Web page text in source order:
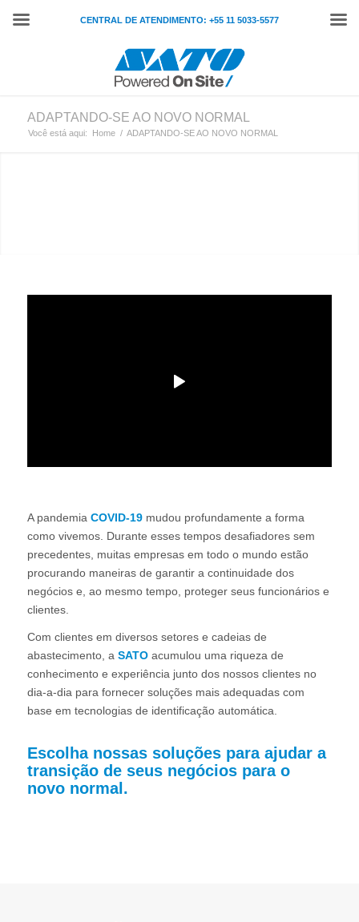
CENTRAL DE ATENDIMENTO: +55 11 5033-5577
ADAPTANDO-SE AO NOVO NORMAL
Você está aqui: Home / ADAPTANDO-SE AO NOVO NORMAL
A pandemia COVID-19mudou profundamente a forma
como vivemos. Durante esses tempos desafiadores sem
precedentes, muitas empresas em todo o mundo estão
procurando maneiras de garantir a continuidade dos
negócios e, ao mesmo tempo, proteger seus funcionários e
clientes.
Com clientes em diversos setores e cadeias de
abastecimento, a SATOacumulou uma riqueza de
conhecimento e experiência junto dos nossos clientes no
dia-a-dia para fornecer soluções mais adequadas com
base em tecnologias de identificação automática.
Escolha nossas soluções para ajudar a
transição de seus negócios para o
novo normal.